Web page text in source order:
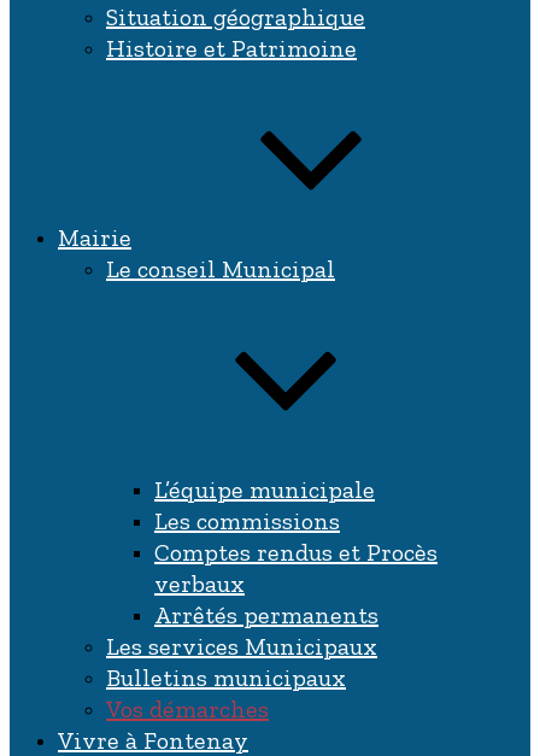
Situation géographique
Histoire et Patrimoine
Mairie
Le conseil Municipal
L’équipe municipale
Les commissions
Comptes rendus et Procès
verbaux
Arrêtés permanents
Les services Municipaux
Bulletins municipaux
Vos démarches
Vivre à Fontenay